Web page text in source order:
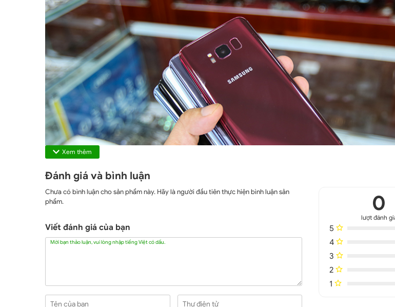
Samsung S8 cũ Hải Phòng - hàng xách tay Hàn Quốc nguyên zin
Samsung Galaxy S8 64GB được Flagship chủ đạo của Samsung trong năm 2017 nên ngoại hình rất được
Nhìn chung máy có ngoại hình thon dài, thanh thoát, sang trọng. Màn hình tràn viền sang 2 cạnh bên mỏng
Xem thêm
Đánh giá và bình luận
0
lượt đánh
5
4
3
2
1
Chưa có bình luận cho sản phẩm này. Hãy là người đầu tiên thực hiện bình luận sản
phẩm.
Viết đánh giá của bạn
Mời bạn thảo luận, vui lòng nhập tiếng Việt có dấu.
Tên của bạn Thư điện tử